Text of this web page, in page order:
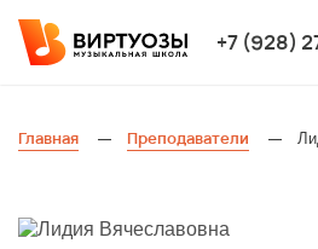
+7 (928)
Главная — Преподаватели —